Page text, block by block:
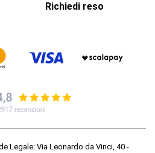
Richiedi reso
Legale: Via Leonardo da Vinci, 40 -